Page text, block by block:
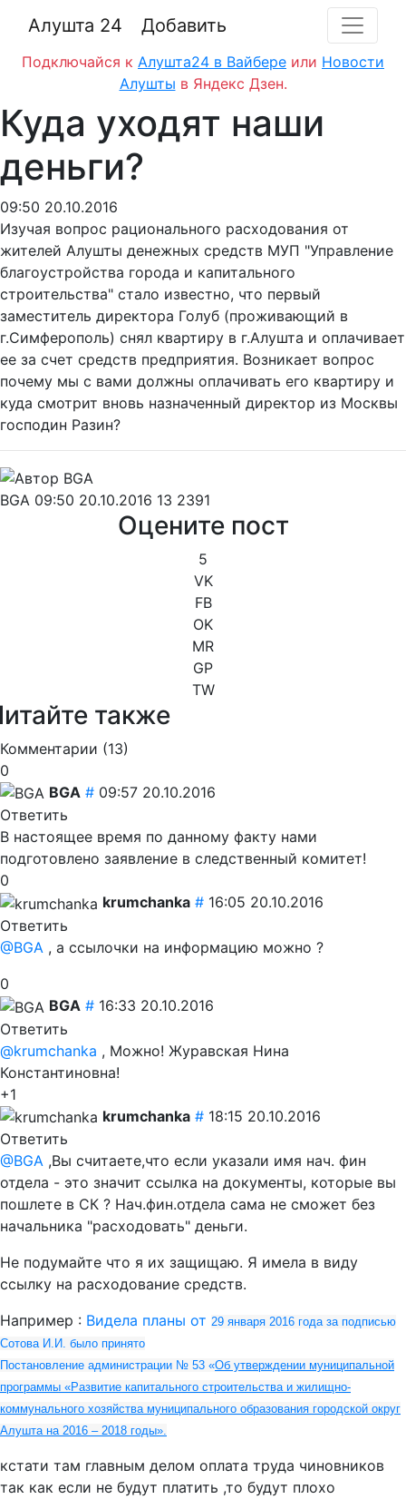
Алушта 24 Добавить
Подключайся к Алушта24 в Вайбере или Новости
Алушты в Яндекс Дзен.
Куда уходят наши
деньги?
09:50 20.10.2016
Изучая вопрос рационального расходования от
жителей Алушты денежных средств МУП "Управление
благоустройства города и капитального
строительства" стало известно, что первый
заместитель директора Голуб (проживающий в
г.Симферополь) снял квартиру в г.Алушта и оплачивает
ее за счет средств предприятия. Возникает вопрос
почему мы с вами должны оплачивать его квартиру и
куда смотрит вновь назначенный директор из Москвы
господин Разин?
BGA 09:50 20.10.2016 13 2391
Оцените пост
5
VK
FB
OK
MR
GP
TW
также
Комментарии (13)
0
BGA # 09:57 20.10.2016
Ответить
В настоящее время по данному факту нами
подготовлено заявление в следственный комитет!
0
krumchanka # 16:05 20.10.2016
Ответить
@BGA , а ссылочки на информацию можно ?
0
BGA # 16:33 20.10.2016
Ответить
@krumchanka , Можно! Журавская Нина
Константиновна!
+1
krumchanka # 18:15 20.10.2016
Ответить
@BGA ,Вы считаете,что если указали имя нач. фин
отдела - это значит ссылка на документы, которые вы
пошлете в СК ? Нач.фин.отдела сама не сможет без
начальника "расходовать" деньги.
Не подумайте что я их защищаю. Я имела в виду
ссылку на расходование средств.
Например : Видела планы от 29 января 2016 года за подписью
Сотова И.И. было принято
Постановление администрации № 53 «Об утверждении муниципальной
программы «Развитие капитального строительства и жилищно-
коммунального хозяйства муниципального образования городской округ
Алушта на 2016 – 2018 годы».
кстати там главным делом оплата труда чиновников
так как если не будут платить ,то будут плохо